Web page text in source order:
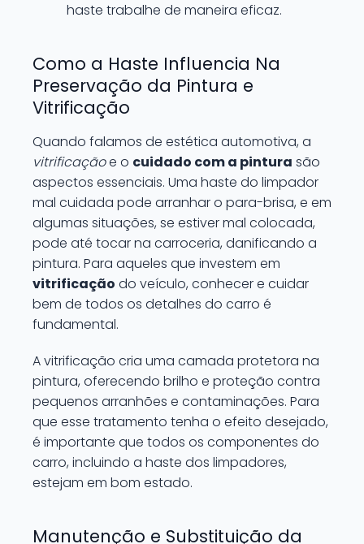
haste trabalhe de maneira eficaz.
Como a Haste Influencia Na
Preservação da Pintura e
Vitrificação
Quando falamos de estética automotiva, a
vitrificaçãoe o cuidado com a pintura são
aspectos essenciais. Uma haste do limpador
mal cuidada pode arranhar o para-brisa, e em
algumas situações, se estiver mal colocada,
pode até tocar na carroceria, danificando a
pintura. Para aqueles que investem em
vitrificação do veículo, conhecer e cuidar
bem de todos os detalhes do carro é
fundamental.
A vitrificação cria uma camada protetora na
pintura, oferecendo brilho e proteção contra
pequenos arranhões e contaminações. Para
que esse tratamento tenha o efeito desejado,
é importante que todos os componentes do
carro, incluindo a haste dos limpadores,
estejam em bom estado.
Manutenção e Substituição da